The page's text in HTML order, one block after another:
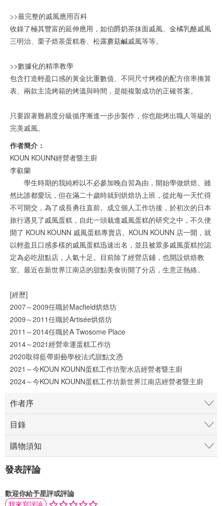
>>最完整的戚風應用百科
收錄了極其豐富的延伸應用，如伯爵奶茶抹面戚風、金橘乳酪戚風
三明治、栗子焙茶蛋糕卷、松露蘑菇鹹戚風等等。
>>數據化的精準教學
包含打造輕盈口感的黃金比重數值、不同尺寸烤模的配方倍率換算
表、兩款主流烤箱的烤溫與時間，是能複製成功的正確答案。
只要跟著難易度分級循序漸進一步步製作，你也能烤出職人等級的
完美戚風。
作者簡介：
KOUN KOUNN經營者暨主廚
李叡蘭
學生時期的我純粹以不必參加晚自習為由，開始學做烘焙。雖
然比誰都愛玩，但在滿二十歲時就到烘焙坊上班，從此每一天忙得
不可開交，為了成長勇往直前。成立個人工作坊後，於初次的日本
旅行遇見了戚風蛋糕，自此一頭栽進戚風蛋糕的研究之中，不久便
開了 KOUN KOUNN 戚風蛋糕專賣店。KOUN KOUNN 店一開，就
以輕盈且口感多樣的戚風蛋糕迅速出名，並且被眾多戚風蛋糕控認
定為必吃甜點店，人氣十足。目前除了經營店鋪，也開設烘焙教
室。最近在新世界江南店的甜點美食街開了分店，生意正熱絡。
[經歷]
2007～2009任職於Macfield烘焙坊
2009～2011任職於Artisée烘焙坊
2011～2014任職於A Twosome Place
2014～2021經營幸運蛋糕工作坊
2020取得藍帶廚藝學校法式甜點文憑
2021～今KOUN KOUNN蛋糕工作坊聖水店經營者暨主廚
2024～今KOUN KOUNN蛋糕工作坊新世界江南店經營者暨主廚
作者序
目錄
購物須知
發表評論
歡迎你給予星評或評論
我來寫評論